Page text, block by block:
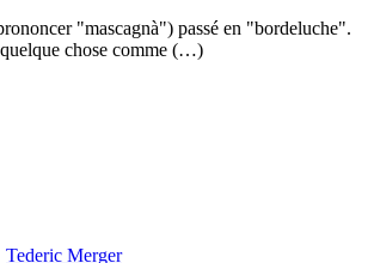
"mascagnà") passé en "bordeluche".
chose comme (…)
Tederic Merger